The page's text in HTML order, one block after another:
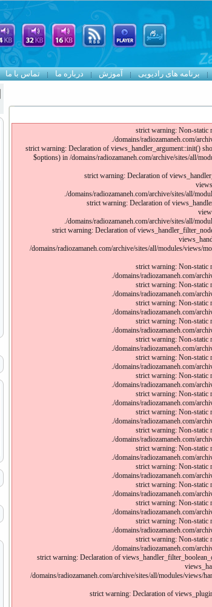
تماس با ما درباره ما آموزش برنامه های رادیویی
strict warning: Non-static
/domains/radiozamaneh.com/
strict warning: Declaration of views_handler_argument::init()
$options) in /domains/radiozamaneh.com/archive/sites/all/
strict warning: Declaration of
/domains/radiozamaneh.com/archive/sites/all/
strict warning: Declaration of
/domains/radiozamaneh.com/archive/sites/all/
strict warning: Declaration of
/domains/radiozamaneh.com/archive/sites/all/modules/views/
strict warning: Non-static
/domains/radiozamaneh.com/
strict warning: Non-static
/domains/radiozamaneh.com/
strict warning: Non-static
/domains/radiozamaneh.com/
strict warning: Non-static
/domains/radiozamaneh.com/
strict warning: Non-static
/domains/radiozamaneh.com/
strict warning: Non-static
/domains/radiozamaneh.com/
strict warning: Non-static
/domains/radiozamaneh.com/
strict warning: Non-static
/domains/radiozamaneh.com/
strict warning: Non-static
/domains/radiozamaneh.com/
strict warning: Non-static
/domains/radiozamaneh.com/
strict warning: Non-static
/domains/radiozamaneh.com/
strict warning: Non-static
/domains/radiozamaneh.com/
strict warning: Non-static
/domains/radiozamaneh.com/
strict warning: Non-static
/domains/radiozamaneh.com/
strict warning: Non-static
/domains/radiozamaneh.com/
strict warning: Non-static
/domains/radiozamaneh.com/
strict warning: Declaration of
/domains/radiozamaneh.com/archive/sites/all/modules/views/
strict warning: Declaration of